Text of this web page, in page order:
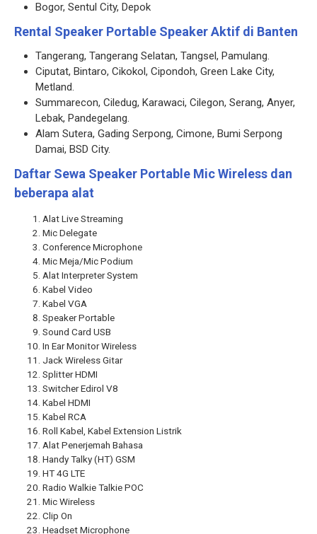
Bogor, Sentul City, Depok
Rental Speaker Portable Speaker Aktif di Banten
Tangerang, Tangerang Selatan, Tangsel, Pamulang.
Ciputat, Bintaro, Cikokol, Cipondoh, Green Lake City,
Metland.
Summarecon, Ciledug, Karawaci, Cilegon, Serang, Anyer,
Lebak, Pandegelang.
Alam Sutera, Gading Serpong, Cimone, Bumi Serpong
Damai, BSD City.
Daftar Sewa Speaker Portable Mic Wireless dan
beberapa alat
Alat Live Streaming
Mic Delegate
Conference Microphone
Mic Meja/Mic Podium
Alat Interpreter System
Kabel Video
Kabel VGA
Speaker Portable
Sound Card USB
In Ear Monitor Wireless
Jack Wireless Gitar
Splitter HDMI
Switcher Edirol V8
Kabel HDMI
Kabel RCA
Roll Kabel, Kabel Extension Listrik
Alat Penerjemah Bahasa
Handy Talky (HT) GSM
HT 4G LTE
Radio Walkie Talkie POC
Mic Wireless
Clip On
Headset Microphone